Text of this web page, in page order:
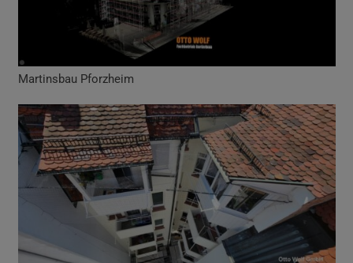
Martinsbau Pforzheim